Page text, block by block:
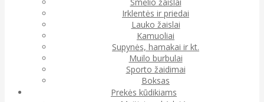
Irklentės ir priedai
Lauko žaislai
Kamuoliai
Supynės, hamakai ir kt.
Muilo burbulai
Sporto žaidimai
Boksas
Prekės kūdikiams